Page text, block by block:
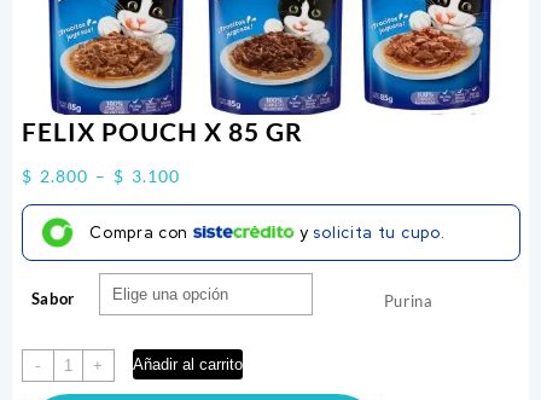
FELIX POUCH X 85 GR
$ 2.800 – $ 3.100Price
range:
$ 2.800
through
$ 3.100
Compra con y solicita tu cupo.
Sabor
-
FELIX
POUCH
+ Añadir al carrito
Purina